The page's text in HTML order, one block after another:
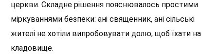
церкви. Складне рішення пояснювалось простими
міркуваннями безпеки: ані священник, ані сільські
жителі не хотіли випробовувати долю, щоб їхати на
кладовище.